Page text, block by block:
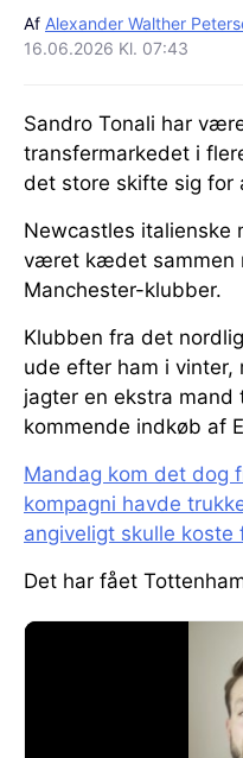
Af Alexander Walther
16.06.2026 Kl. 07:43
Sandro Tonali har
transfermarkedet i
det store skifte sig for
Newcastles italienske
været kædet sammen
Manchester-klubber.
Klubben fra det
ude efter ham i vinter,
jagter en ekstra
kommende indkøb af
Mandag kom det dog
kompagni havde
angiveligt skulle koste
Det har fået